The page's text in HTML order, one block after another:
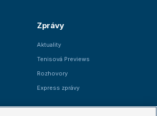
Zprávy
Aktuality
Tenisová Previews
Rozhovory
Express zprávy